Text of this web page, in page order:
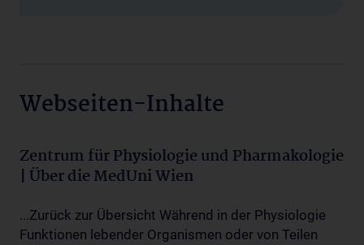
Webseiten-Inhalte
Zentrum für Physiologie und Pharmakologie
| Über die MedUni Wien
...Zurück zur Übersicht Während in der Physiologie
Funktionen lebender Organismen oder von Teilen